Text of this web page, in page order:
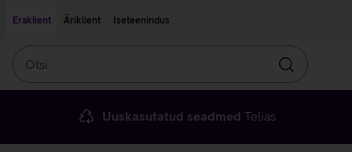
Eraklient
Äriklient Iseteenindus
Otsin
Uuskasutatud seadmed Telias